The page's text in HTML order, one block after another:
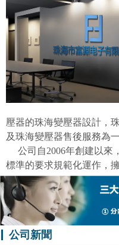
壓器的珠海變壓器設計，
及珠海變壓器售後服務為
公司自2006年創建以來
標準的要求規範化運作，
公司新聞